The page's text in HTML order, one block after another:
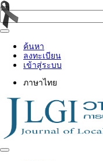
ค้นหา
ลงทะเบียน
เข้าสู่ระบบ
ภาษาไทย
Toggle